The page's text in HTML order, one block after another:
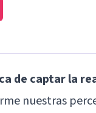
de captar la
nuestras